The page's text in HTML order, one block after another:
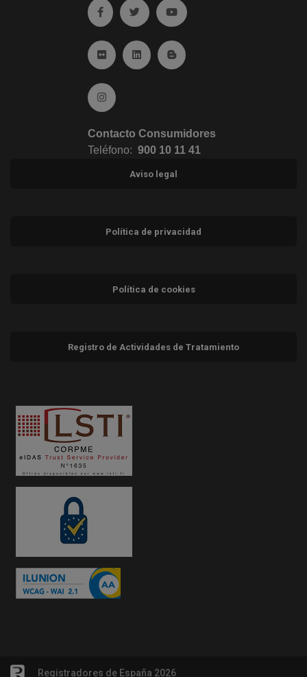
Ir a facebook (abre en ventana nueva)
Ir a twitter (abre en ventana nueva)
Ir a YouTube (abre en
Ir a Flickr (abre en ventana nueva)
Ir a Linkedin (abre en ventana nueva)
Ir al Blog (abre en ventana
Ir a Instagram (abre en ventana nueva)
Contacto Consumidores
Teléfono: 900 10 11 41
Aviso legal
Política de privacidad
Política de cookies
Registro de Actividades de Tratamiento
Registradores de España 2026